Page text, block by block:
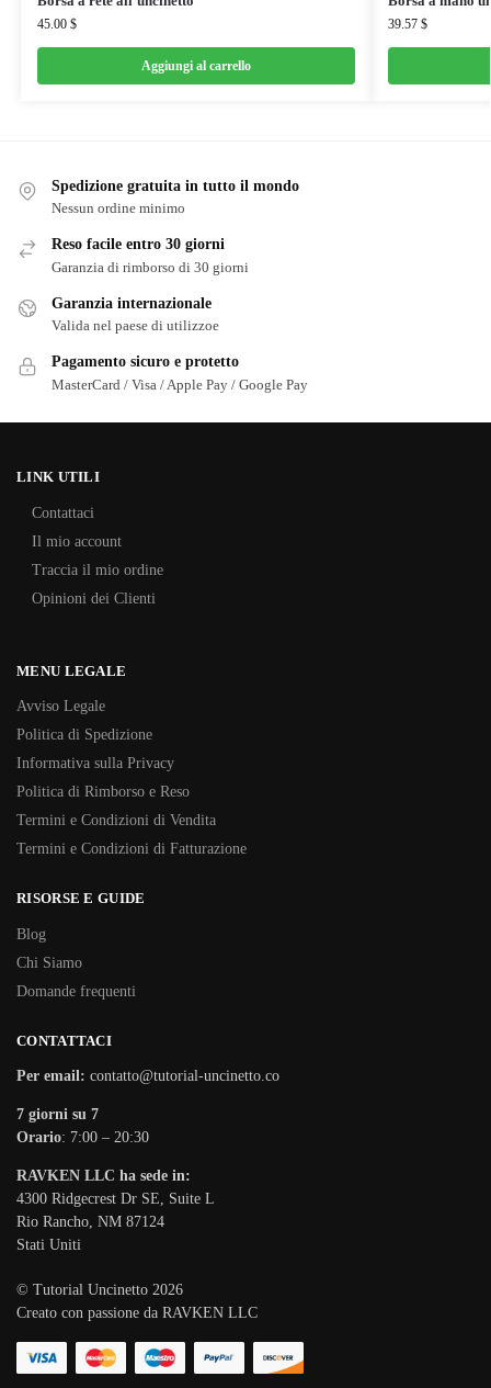
45.00 $
Aggiungi al carrello
39.57 $
Spedizione gratuita in tutto il mondo
Nessun ordine minimo
Reso facile entro 30 giorni
Garanzia di rimborso di 30 giorni
Garanzia internazionale
Valida nel paese di utilizzoe
Pagamento sicuro e protetto
MasterCard / Visa / Apple Pay / Google Pay
LINK UTILI
Contattaci
Il mio account
Traccia il mio ordine
Opinioni dei Clienti
MENU LEGALE
Avviso Legale
Politica di Spedizione
Informativa sulla Privacy
Politica di Rimborso e Reso
Termini e Condizioni di Vendita
Termini e Condizioni di Fatturazione
RISORSE E GUIDE
Blog
Chi Siamo
Domande frequenti
CONTATTACI
Per email: contatto@tutorial-uncinetto.co
7 giorni su 7
Orario: 7:00 – 20:30
RAVKEN LLC ha sede in:
4300 Ridgecrest Dr SE, Suite L
Rio Rancho, NM 87124
Stati Uniti
© Tutorial Uncinetto 2026
Creato con passione da RAVKEN LLC